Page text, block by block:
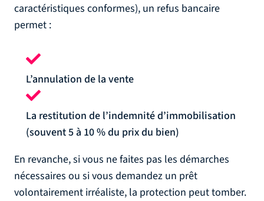
caractéristiques conformes), un refus bancaire
permet :
L’annulation de la vente
La restitution de l’indemnité d’immobilisation
(souvent 5 à 10 % du prix du bien)
En revanche, si vous ne faites pas les démarches
nécessaires ou si vous demandez un prêt
volontairement irréaliste, la protection peut tomber.